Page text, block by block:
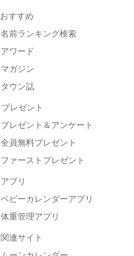
おすすめ
名前ランキング検索
アワード
マガジン
タウン誌
プレゼント
プレゼント＆アンケート
全員無料プレゼント
ファーストプレゼント
アプリ
ベビーカレンダーアプリ
体重管理アプリ
関連サイト